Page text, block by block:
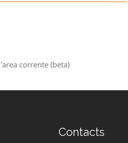
corrente (beta)
Contacts